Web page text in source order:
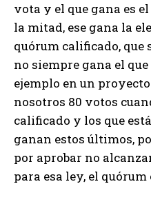
vota y el que gana es
la mitad, ese gana la
quórum calificado, que
no siempre gana el
ejemplo en un
nosotros 80 votos
calificado y los que
ganan estos últimos,
por aprobar no
para esa ley, el